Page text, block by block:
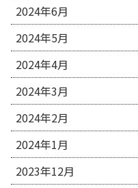
2024年6月
2024年5月
2024年4月
2024年3月
2024年2月
2024年1月
2023年12月